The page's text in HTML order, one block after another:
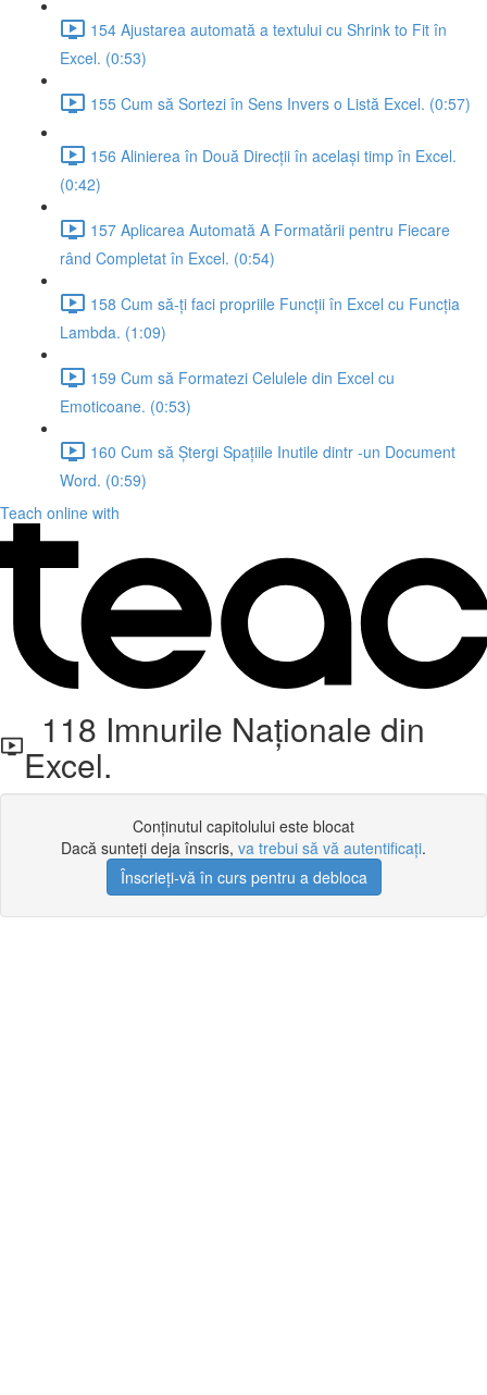
154 Ajustarea automată a textului cu Shrink to Fit în
Excel. (0:53)
155 Cum să Sortezi în Sens Invers o Listă Excel. (0:57)
156 Alinierea în Două Direcții în același timp în Excel.
(0:42)
157 Aplicarea Automată A Formatării pentru Fiecare
rând Completat în Excel. (0:54)
158 Cum să-ți faci propriile Funcții în Excel cu Funcția
Lambda. (1:09)
159 Cum să Formatezi Celulele din Excel cu
Emoticoane. (0:53)
160 Cum să Ștergi Spațiile Inutile dintr -un Document
Word. (0:59)
Teach online with
118 Imnurile Naționale din
Excel.
Conținutul capitolului este blocat
Dacă sunteți deja înscris, va trebui să vă autentificați.
Înscrieți-vă în curs pentru a debloca